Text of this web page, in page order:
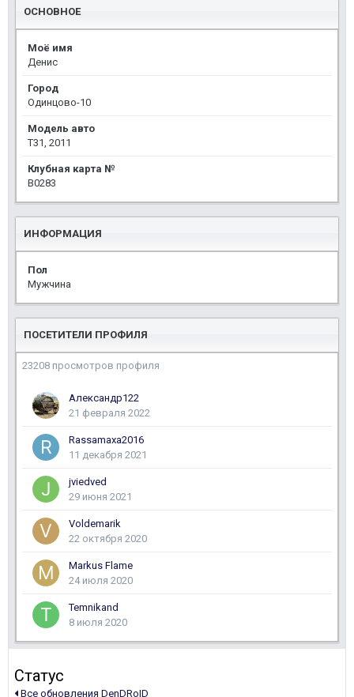
ОСНОВНОЕ
Моё имя
Денис
Город
Одинцово-10
Модель авто
T31, 2011
Клубная карта №
B0283
ИНФОРМАЦИЯ
Пол
Мужчина
ПОСЕТИТЕЛИ ПРОФИЛЯ
23208 просмотров профиля
Aлександр122
21 февраля 2022
Rassamaxa2016
11 декабря 2021
jviedved
29 июня 2021
Voldemarik
22 октября 2020
Markus Flame
24 июля 2020
Temnikand
8 июля 2020
Статус
Все обновления DenDRoID